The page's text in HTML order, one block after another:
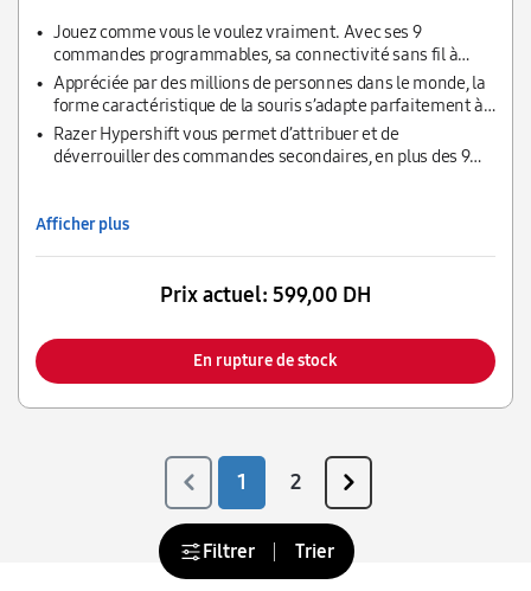
Jouez comme vous le voulez vraiment. Avec ses 9
commandes programmables, sa connectivité sans fil à
deux modes et ses fonctions Razer Chroma™ RGB
personnalisables, elle est conçue pour répondre à un seul
maître : vous-même.
Appréciée par des millions de personnes dans le monde, la
forme caractéristique de la souris s’adapte parfaitement à
différentes prises en main. Elle est dotée de nombreux
boutons faciles d’accès et d’une gâchette multifonction
supplémentaire. Profitez d’une combinaison infinie de
Razer Hypershift vous permet d’attribuer et de
déverrouiller des commandes secondaires, en plus des 9
simplement la gâchette et appuyez sur le bouton souhaité
Afficher plus
Prix actuel: 599,00 DH
En rupture de stock
1 2
Filtrer Trier